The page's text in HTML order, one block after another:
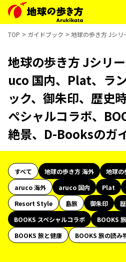
TOP ガイドブック 地球の歩き方 Jシリ
地球の歩き方 Jシリ
uco 国内、Plat、ラ
ック、御朱印、歴史
ペシャルコラボ、
絶景、D-Booksのガ
すべて 地球の歩き方 海外
地球の
aruco 海外
aruco 国内 Plat
Resort Style
島旅 御朱印
BOOKS スペシャルコラボ
BOOKS
BOOKS 旅と健康
BOOKS 旅の読み